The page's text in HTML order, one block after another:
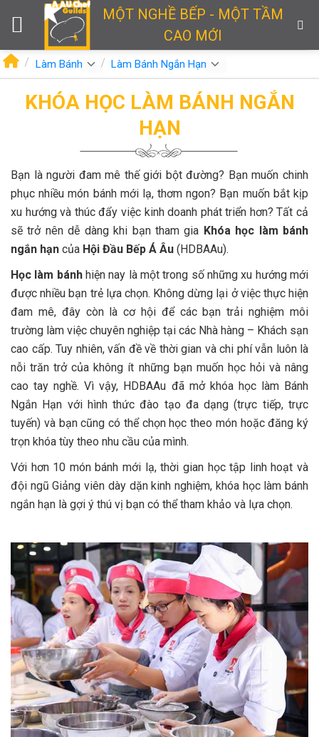
MỘT NGHỀ BẾP - MỘT TẦM
CAO MỚI
Làm Bánh Làm Bánh Ngắn Hạn
KHÓA HỌC LÀM BÁNH NGẮN
HẠN
Bạn là người đam mê thế giới bột đường? Bạn muốn chinh
phục nhiều món bánh mới lạ, thơm ngon? Bạn muốn bắt kịp
xu hướng và thúc đẩy việc kinh doanh phát triển hơn? Tất cả
sẽ trở nên dễ dàng khi bạn tham gia Khóa học làm bánh
ngắn hạn của Hội Đầu Bếp Á Âu (HDBAAu).
Học làm bánhhiện nay là một trong số những xu hướng mới
được nhiều bạn trẻ lựa chọn. Không dừng lại ở việc thực hiện
đam mê, đây còn là cơ hội để các bạn trải nghiệm môi
trường làm việc chuyên nghiệp tại các Nhà hàng – Khách sạn
cao cấp. Tuy nhiên, vấn đề về thời gian và chi phí vẫn luôn là
nỗi trăn trở của không ít những bạn muốn học hỏi và nâng
cao tay nghề. Vì vậy, HDBAAu đã mở khóa học làm Bánh
Ngắn Hạn với hình thức đào tạo đa dạng (trực tiếp, trực
tuyến) và bạn cũng có thể chọn học theo món hoặc đăng ký
trọn khóa tùy theo nhu cầu của mình.
Với hơn 10 món bánh mới lạ, thời gian học tập linh hoạt và
đội ngũ Giảng viên dày dặn kinh nghiệm, khóa học làm bánh
ngắn hạn là gợi ý thú vị bạn có thể tham khảo và lựa chọn.